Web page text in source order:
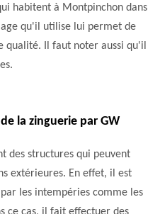
habitent à Montpinchon dans
qu'il utilise lui permet de
Il faut noter aussi qu'il
la zinguerie par GW
des structures qui peuvent
extérieures. En effet, il est
les intempéries comme les